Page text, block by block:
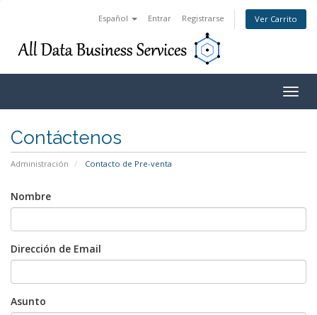
Español Entrar Registrarse Ver Carrito
Contáctenos
Administración Contacto de Pre-venta
Nombre
Dirección de Email
Asunto